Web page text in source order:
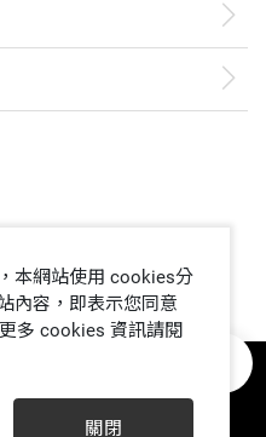
本網站使用 cookies分
內容，即表示您同意
多 cookies 資訊請閱
關閉